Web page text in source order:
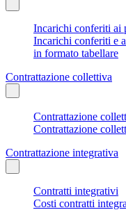
Incarichi conferiti ai
Incarichi conferiti e
in formato tabellare
Contrattazione collettiva
Contrattazione
Contrattazione
Contrattazione integrativa
Contratti integrativi
Costi contratti